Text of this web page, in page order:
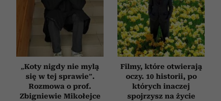
Partnerzy mogą połączyć te informacje z innymi danymi
otrzymanymi od Ciebie lub uzyskanymi podczas
korzystania z ich usług.
„Koty nigdy nie mylą
się w tej sprawie”.
Rozmowa o prof.
Zbigniewie Mikołejce
Filmy, które otwierają
oczy. 10 historii, po
których inaczej
spojrzysz na życie